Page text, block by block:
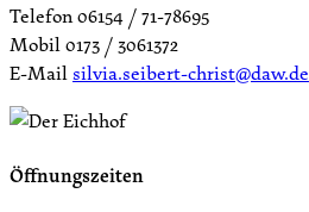
Telefon 06154 / 71-78695
Mobil 0173 / 3061372
E-Mailsilvia.seibert-christ@daw.de
Öffnungszeiten